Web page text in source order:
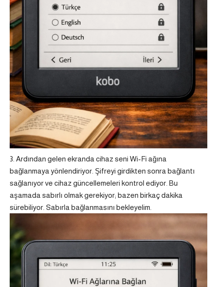
Ardından gelen ekranda cihaz seni Wi-Fi ağına
bağlanmaya yönlendiriyor. Şifreyi girdikten sonra bağlantı
sağlanıyor ve cihaz güncellemeleri kontrol ediyor. Bu
aşamada sabırlı olmak gerekiyor; bazen birkaç dakika
sürebiliyor. Sabırla bağlanmasını bekleyelim.